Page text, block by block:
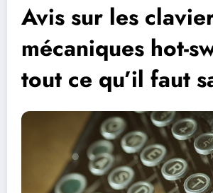
Avis sur les
mécaniques hot-
tout ce qu’il faut